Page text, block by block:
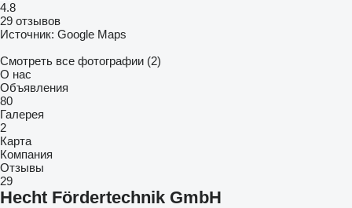
4.8
29 отзывов
Источник: Google Maps
Смотреть все фотографии (2)
О нас
Объявления
80
Галерея
2
Карта
Компания
Отзывы
29
Hecht Fördertechnik GmbH